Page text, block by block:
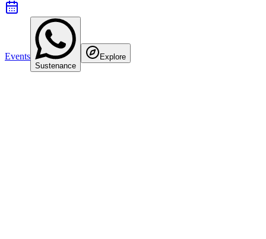
Events
Sustenance
Explore